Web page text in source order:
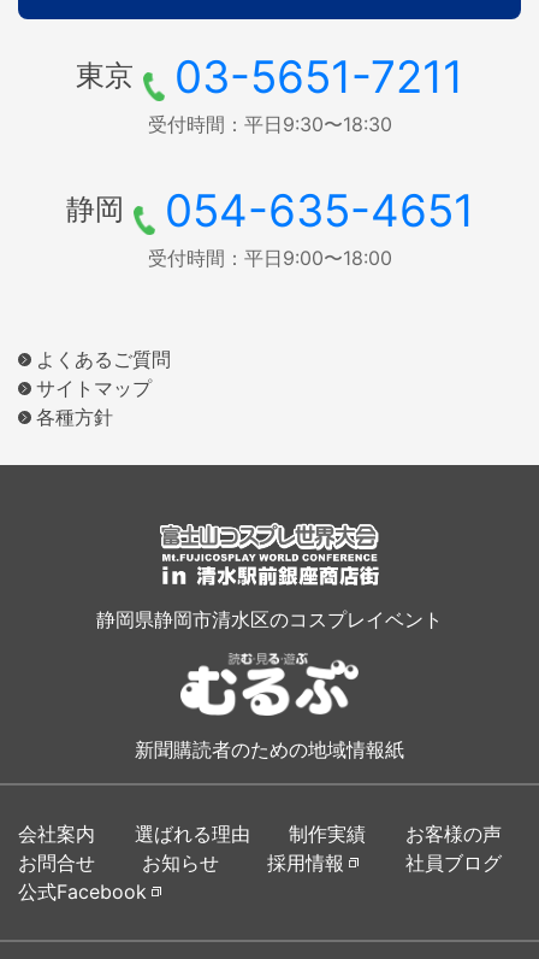
東京 03-5651-7211
受付時間：平日9:30〜18:30
静岡 054-635-4651
受付時間：平日9:00〜18:00
よくあるご質問
サイトマップ
各種方針
静岡県静岡市清水区のコスプレイベント
新聞購読者のための地域情報紙
会社案内 選ばれる理由 制作実績
お客様の声
お問合せ
お知らせ 採用情報
社員ブログ
公式Facebook